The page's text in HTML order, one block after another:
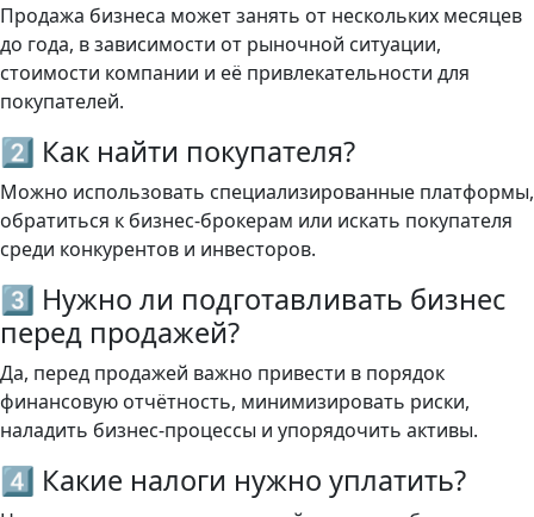
Продажа бизнеса может занять от нескольких месяцев
до года, в зависимости от рыночной ситуации,
стоимости компании и её привлекательности для
покупателей.
2️⃣ Как найти покупателя?
Можно использовать специализированные платформы,
обратиться к бизнес-брокерам или искать покупателя
среди конкурентов и инвесторов.
3️⃣ Нужно ли подготавливать бизнес
перед продажей?
Да, перед продажей важно привести в порядок
финансовую отчётность, минимизировать риски,
наладить бизнес-процессы и упорядочить активы.
4️⃣ Какие налоги нужно уплатить?